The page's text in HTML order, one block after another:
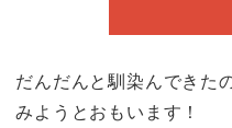
だんだんと馴染んできた
みようとおもいます！